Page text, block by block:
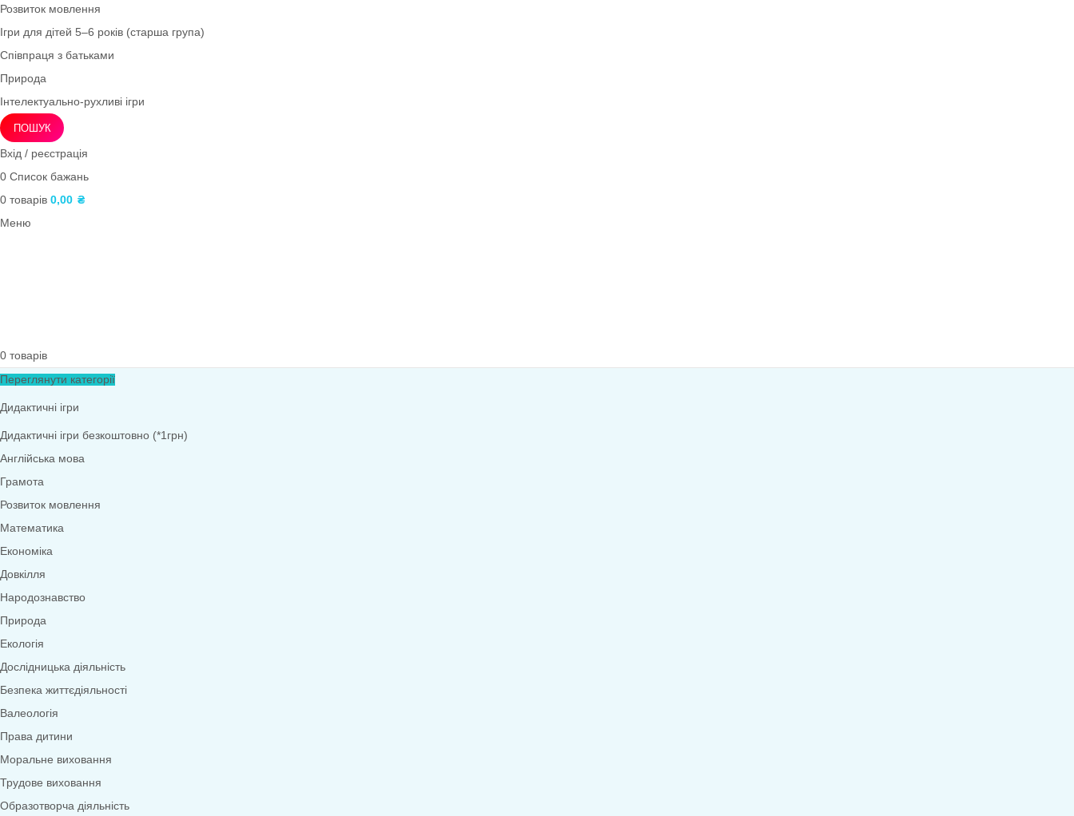
Кубики Блума
Музичне виховання
Лепбуки
Грамота
Класична колекція
Дидактичні ігри
Картотеки
Співпраця з батьками
Природа
Інтелектуально-рухливі ігри
ПОШУК
Вхід / реєстрація
0
Меню
Переглянути категорії
Дидактичні ігри
Дидактичні ігри безкоштовно (*1грн)